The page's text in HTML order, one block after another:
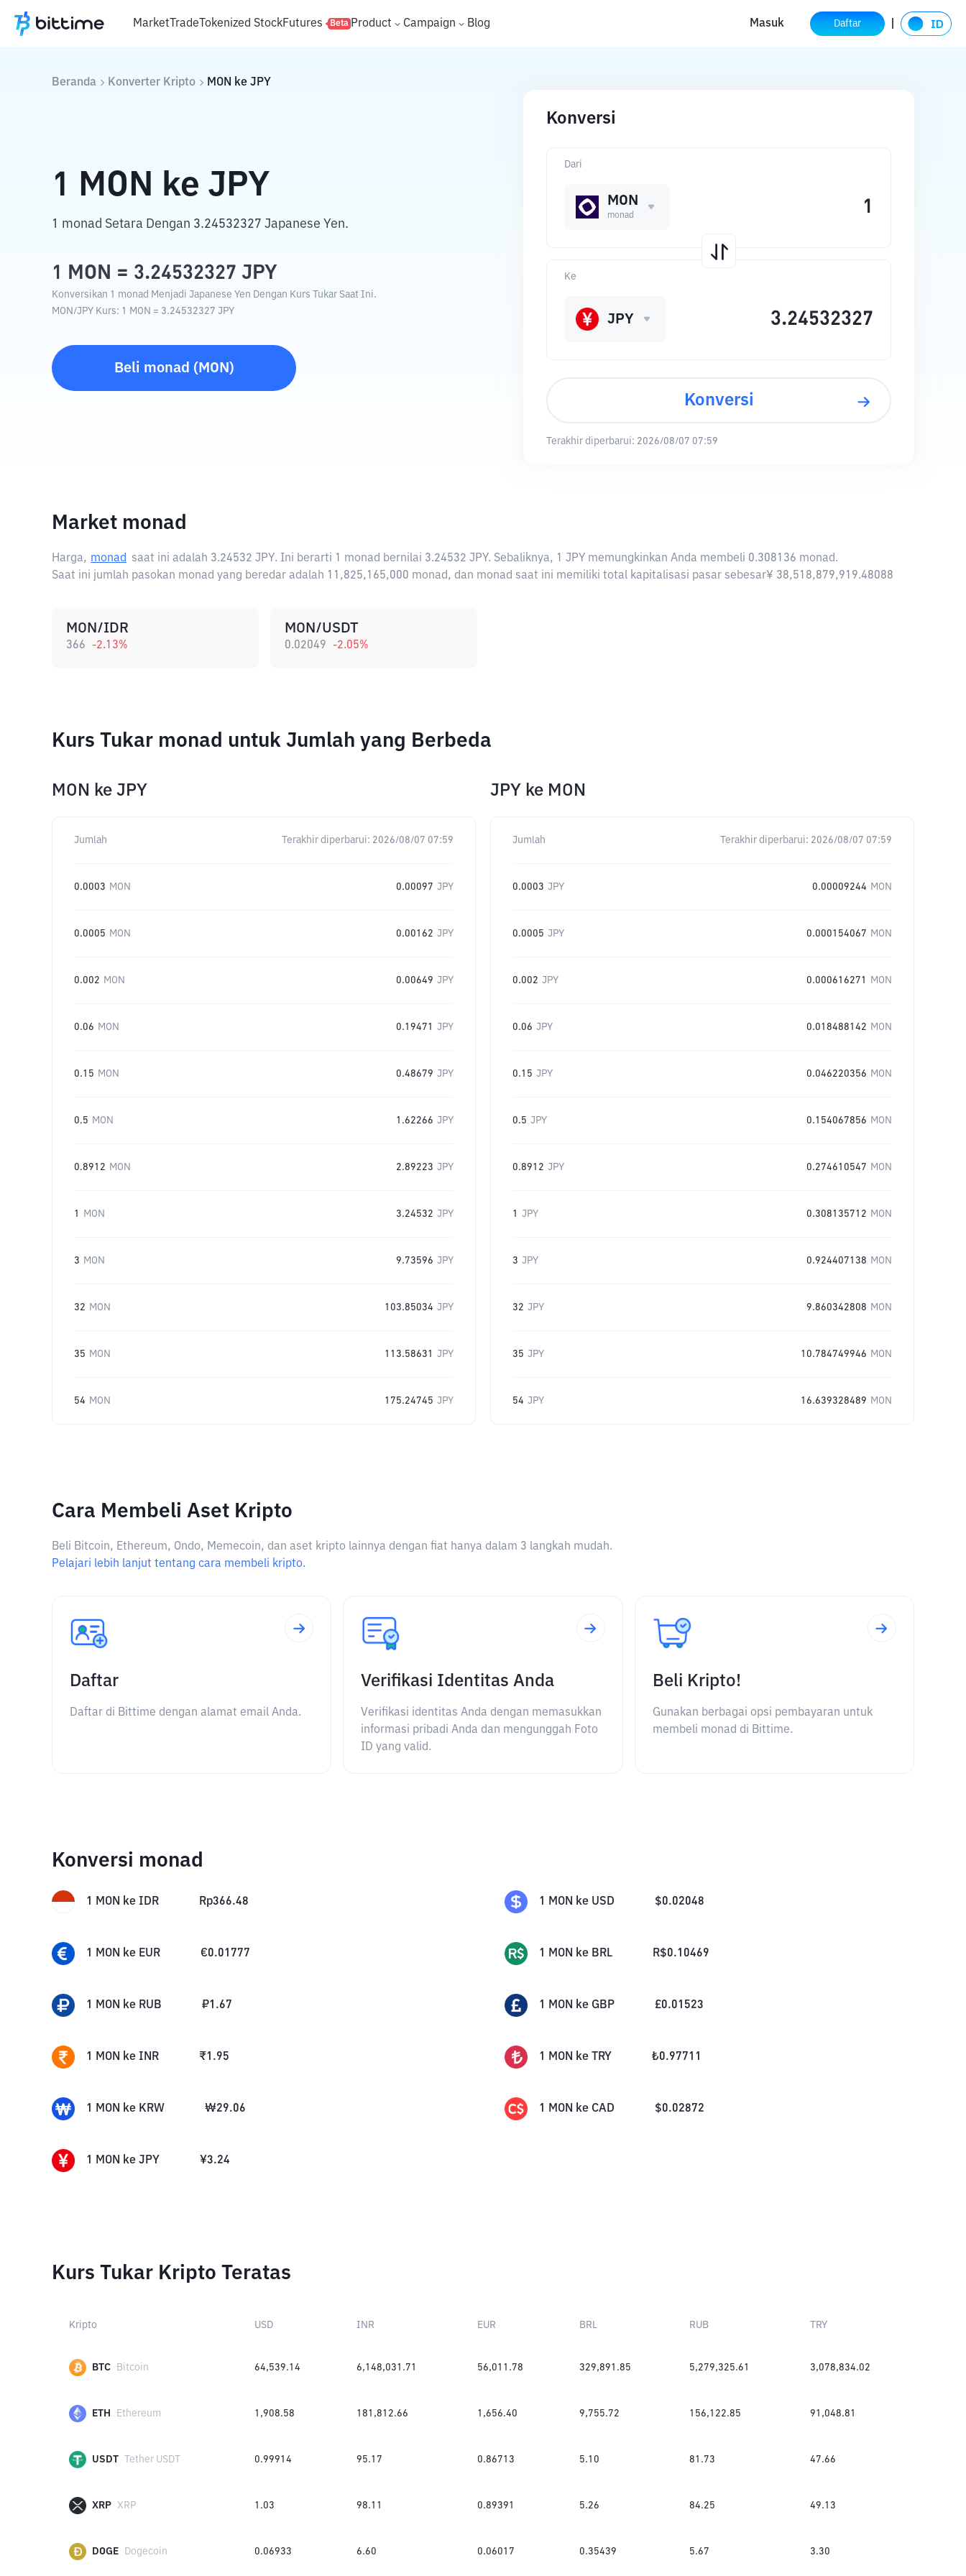
MarketTradeTokenized StockFutures Beta Product Campaign Blog Masuk Daftar
Beranda Konverter Kripto MON ke JPY
1 MON ke JPY
1 monad Setara Dengan 3.24532327 Japanese Yen.
1 MON = 3.24532327 JPY
Konversikan 1 monad Menjadi Japanese Yen Dengan Kurs Tukar Saat Ini.
MON/JPY Kurs: 1 MON = 3.24532327 JPY
Beli monad ( MON )
Konversi
Dari
MON
monad
Ke
JPY
Konversi
Terakhir diperbarui: 2026/08/07 07:59
Market monad
Harga, monad saat ini adalah 3.24532 JPY. Ini berarti 1 monad bernilai 3.24532 JPY. Sebaliknya, 1 JPY memungkinkan Anda membeli 0.308136 monad.
Saat ini jumlah pasokan monad yang beredar adalah 11,825,165,000 monad, dan monad saat ini memiliki total kapitalisasi pasar sebesar¥ 38,518,879,919.48088
MON/IDR
366 -2.13%
MON/USDT
0.02049 -2.05%
Kurs Tukar monad untuk Jumlah yang Berbeda
MON ke JPY
Jumlah Terakhir diperbarui: 2026/08/07 07:59
0.0003 MON 0.00097 JPY
0.0005 MON 0.00162 JPY
0.002 MON 0.00649 JPY
0.06 MON 0.19471 JPY
0.15 MON 0.48679 JPY
0.5 MON 1.62266 JPY
0.8912 MON 2.89223 JPY
1 MON 3.24532 JPY
3 MON 9.73596 JPY
32 MON 103.85034 JPY
35 MON 113.58631 JPY
54 MON 175.24745 JPY
JPY ke MON
Jumlah Terakhir diperbarui: 2026/08/07 07:59
0.0003 JPY 0.00009244 MON
0.0005 JPY 0.000154067 MON
0.002 JPY 0.000616271 MON
0.06 JPY 0.018488142 MON
0.15 JPY 0.046220356 MON
0.5 JPY 0.154067856 MON
0.8912 JPY 0.274610547 MON
1 JPY 0.308135712 MON
3 JPY 0.924407138 MON
32 JPY 9.860342808 MON
35 JPY 10.784749946 MON
54 JPY 16.639328489 MON
Cara Membeli Aset Kripto
Beli Bitcoin, Ethereum, Ondo, Memecoin, dan aset kripto lainnya dengan fiat hanya dalam 3 langkah mudah.
Pelajari lebih lanjut tentang cara membeli kripto.
Daftar
Daftar di Bittime dengan alamat email Anda.
Verifikasi Identitas Anda
Verifikasi identitas Anda dengan memasukkan
informasi pribadi Anda dan mengunggah Foto
ID yang valid.
Beli Kripto!
Gunakan berbagai opsi pembayaran untuk
membeli monad di Bittime.
Konversi monad
1 MON ke IDR Rp366.48 1 MON ke USD $0.02048
1 MON ke EUR €0.01777 1 MON ke BRL R$0.10469
1 MON ke RUB ₽1.67 1 MON ke GBP £0.01523
1 MON ke INR ₹1.95 1 MON ke TRY ₺0.97711
1 MON ke KRW ₩29.06 1 MON ke CAD $0.02872
1 MON ke JPY ¥3.24
Kurs Tukar Kripto Teratas
Kripto USD INR EUR BRL RUB TRY
BTC Bitcoin 64,539.14 6,148,031.71 56,011.78 329,891.85 5,279,325.61 3,078,834.02
ETH Ethereum 1,908.58 181,812.66 1,656.40 9,755.72 156,122.85 91,048.81
USDT Tether USDT 0.99914 95.17 0.86713 5.10 81.73 47.66
XRP XRP 1.03 98.11 0.89391 5.26 84.25 49.13
DOGE Dogecoin 0.06933 6.60 0.06017 0.35439 5.67 3.30